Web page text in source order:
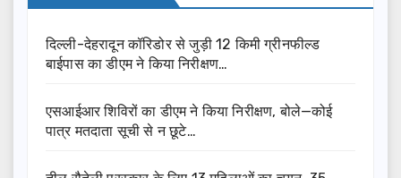
दिल्ली-देहरादून कॉरिडोर से जुड़ी 12 किमी ग्रीनफील्ड
बाईपास का डीएम ने किया निरीक्षण…
एसआईआर शिविरों का डीएम ने किया निरीक्षण, बोले—कोई
पात्र मतदाता सूची से न छूटे…